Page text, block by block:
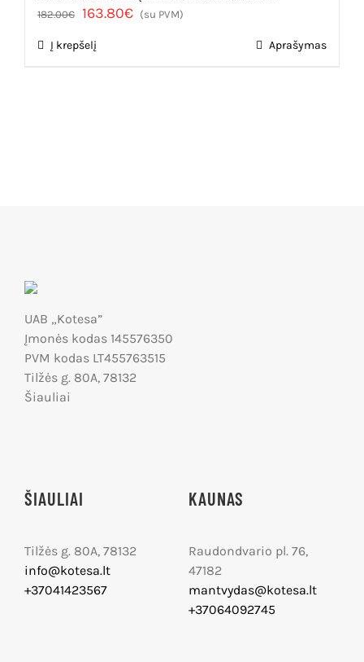
182.00€
Original
was:
163.80€Current
(su PVM)
Į krepšelį Aprašymas
UAB „Kotesa”
Įmonės kodas 145576350
PVM kodas LT455763515
Tilžės g. 80A, 78132
Šiauliai
ŠIAULIAI
Tilžės g. 80A, 78132
info@kotesa.lt
+37041423567
KAUNAS
Raudondvario pl. 76,
47182
mantvydas@kotesa.lt
+37064092745